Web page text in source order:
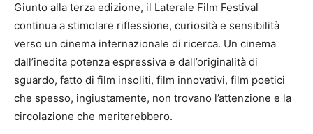
Giunto alla terza edizione, il Laterale Film Festival
continua a stimolare riflessione, curiosità e sensibilità
verso un cinema internazionale di ricerca. Un cinema
dall’inedita potenza espressiva e dall’originalità di
sguardo, fatto di film insoliti, film innovativi, film poetici
che spesso, ingiustamente, non trovano l’attenzione e la
circolazione che meriterebbero.